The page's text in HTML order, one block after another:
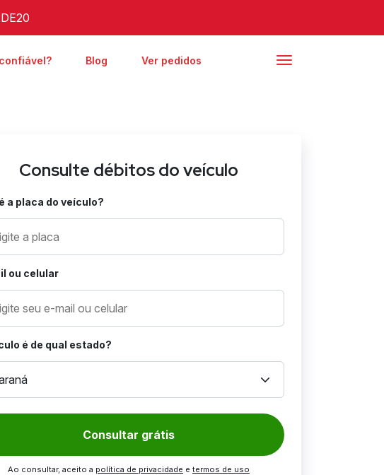
Blog Ver pedidos
Consulte débitos do veículo
a placa do veículo?
ou celular
é de qual estado?
keyboard_arrow_down
Consultar grátis
Ao consultar, aceito a política de privacidade e termos de uso